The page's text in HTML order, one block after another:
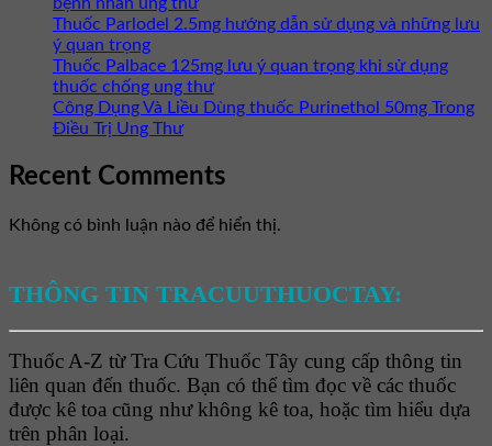
Thuốc Parlodel 2.5mg hướng dẫn sử dụng và những lưu
ý quan trọng
Thuốc Palbace 125mg lưu ý quan trọng khi sử dụng
thuốc chống ung thư
Công Dụng Và Liều Dùng thuốc Purinethol 50mg Trong
Điều Trị Ung Thư
Recent Comments
Không có bình luận nào để hiển thị.
THÔNG TIN TRACUUTHUOCTAY:
Thuốc A-Z từ Tra Cứu Thuốc Tây cung cấp thông tin
liên quan đến thuốc. Bạn có thể tìm đọc về các thuốc
được kê toa cũng như không kê toa, hoặc tìm hiểu dựa
trên phân loại.